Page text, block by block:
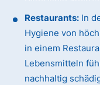
Restaurants: In
Hygiene von
in einem
Lebensmitteln
nachhaltig